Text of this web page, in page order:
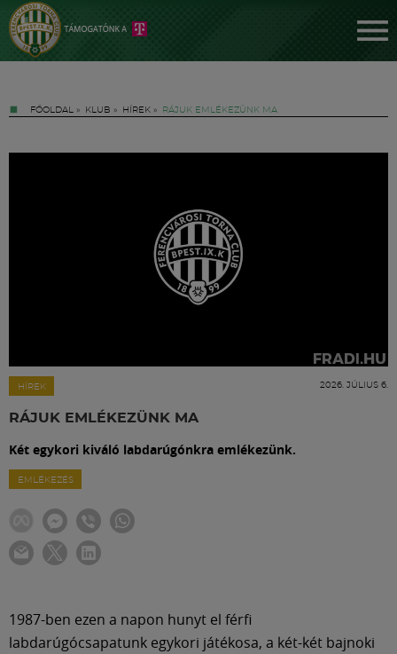
FŐOLDAL » KLUB » HÍREK » RÁJUK EMLÉKEZÜNK MA
HÍREK 2026. JÚLIUS 6.
RÁJUK EMLÉKEZÜNK MA
Két egykori kiváló labdarúgónkra emlékezünk.
EMLÉKEZÉS
1987-ben ezen a napon hunyt el férfi
labdarúgócsapatunk egykori játékosa, a két-két bajnoki
Labdarúgás
Szakosztályok
Meccscenter
Klub
Szolgáltatások